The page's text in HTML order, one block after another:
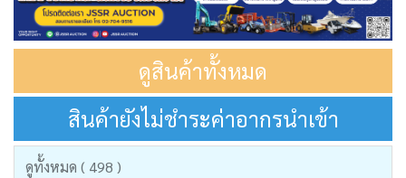
ดูสินค้าทั้งหมด
สินค้ายังไม่ชำระค่าอากรนำเข้า
ดูทั้งหมด ( 498 )